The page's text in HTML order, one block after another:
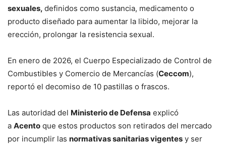
sexuales, definidos como sustancia, medicamento o
producto diseñado para aumentar la libido, mejorar la
erección, prolongar la resistencia sexual.
En enero de 2026, el Cuerpo Especializado de Control de
Combustibles y Comercio de Mercancías (Ceccom),
reportó el decomiso de 10 pastillas o frascos.
Las autoridad del Ministerio de Defensa explicó
a Acento que estos productos son retirados del mercado
por incumplir las normativas sanitarias vigentes y ser